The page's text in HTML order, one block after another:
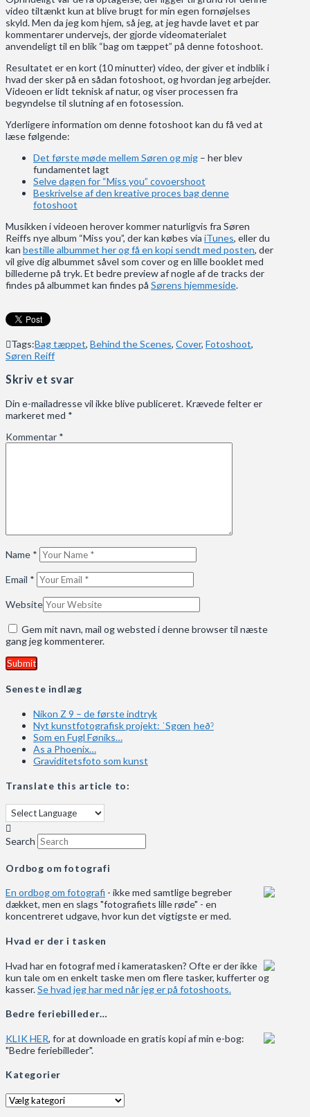
video tiltænkt kun at blive brugt for min egen fornøjelses
skyld. Men da jeg kom hjem, så jeg, at jeg havde lavet et par
kommentarer undervejs, der gjorde videomaterialet
anvendeligt til en blik “bag om tæppet” på denne fotoshoot.
Resultatet er en kort (10 minutter) video, der giver et indblik i
hvad der sker på en sådan fotoshoot, og hvordan jeg arbejder.
Videoen er lidt teknisk af natur, og viser processen fra
begyndelse til slutning af en fotosession.
Yderligere information om denne fotoshoot kan du få ved at
læse følgende:
Det første møde mellem Søren og mig – her blev
fundamentet lagt
Selve dagen for “Miss you” covoershoot
Beskrivelse af den kreative proces bag denne
fotoshoot
Musikken i videoen herover kommer naturligvis fra Søren
Reiffs nye album “Miss you”, der kan købes via iTunes, eller du
kan bestille albummet her og få en kopi sendt med posten, der
vil give dig albummet såvel som cover og en lille booklet med
billederne på tryk. Et bedre preview af nogle af de tracks der
findes på albummet kan findes på Sørens hjemmeside.
Tags:Bag tæppet, Behind the Scenes, Cover, Fotoshoot,
Søren Reiff
Skriv et svar
Din e-mailadresse vil ikke blive publiceret. Krævede felter er
markeret med *
Kommentar *
Name *
Email *
Website
Gem mit navn, mail og websted i denne browser til næste
gang jeg kommenterer.
Seneste indlæg
Nikon Z 9 – de første indtryk
Nyt kunstfotografisk projekt: ˈSgœnˌheðˀ
Som en Fugl Føniks…
As a Phoenix…
Graviditetsfoto som kunst
Translate this article to:
Search
Ordbog om fotografi
En ordbog om fotografi - ikke med samtlige begreber
dækket, men en slags "fotografiets lille røde" - en
koncentreret udgave, hvor kun det vigtigste er med.
Hvad er der i tasken
Hvad har en fotograf med i kameratasken? Ofte er der ikke
kun tale om en enkelt taske men om flere tasker, kufferter og
kasser.Se hvad jeg har med når jeg er på fotoshoots.
Bedre feriebilleder…
KLIK HER, for at downloade en gratis kopi af min e-bog:
"Bedre feriebilleder".
Kategorier
Kategorier